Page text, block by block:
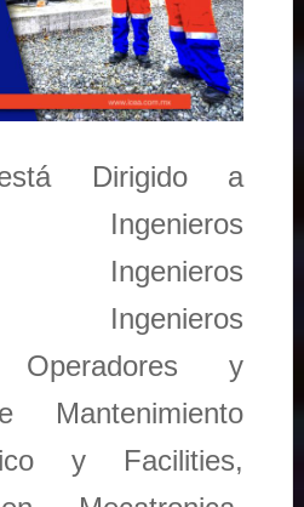
Dirigido a
Ingenieros
Ingenieros
Ingenieros
Operadores y
Mantenimiento
y Facilities,